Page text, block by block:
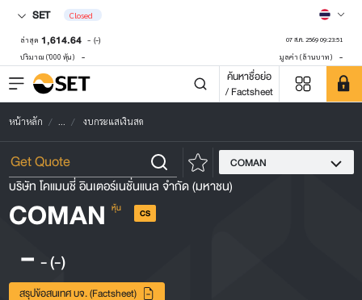
SET Closed
ล่าสุด 1,614.64 - (-) 07 ส.ค. 2569 09:23:51
ปริมาณ ('000 หุ้น) - มูลค่า (ล้านบาท) -
ค้นหาชื่อย่อ
/ Factsheet
หน้าหลัก ... งบกระแสเงินสด
COMAN
บริษัท โคแมนชี่ อินเตอร์เนชั่นแนล จำกัด (มหาชน)
COMAN หุ้น CS
- -(-)
สรุปข้อสนเทศ บจ. (Factsheet)